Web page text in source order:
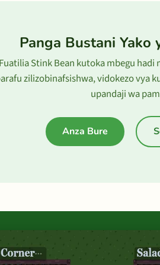
Panga Bustani Yako
Stink Bean kutoka mbegu hadi
zilizobinafsishwa, vidokezo vya
upandaji wa
Anza Bure